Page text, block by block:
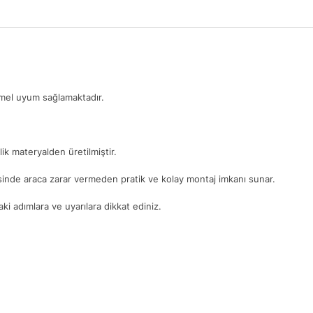
uyum sağlamaktadır.
materyalden üretilmiştir.
araca zarar vermeden pratik ve kolay montaj imkanı sunar.
adımlara ve uyarılara dikkat ediniz.